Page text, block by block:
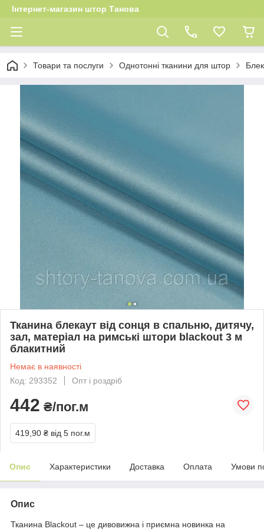
Інтернет-магазин штор Танова
Товари та послуги Однотонні тканини для штор
Тканина блекаут від сонця в спальню, дитячу,
зал, матеріал на римські штори blackout 3 м
блакитний
Немає в наявності
Код: 293352
Опт і роздріб
442 ₴/пог.м
419,90 ₴ від 5 пог.м
Опис Характеристики Доставка Оплата Умови
Опис
Тканина Blackout – це дивовижна і приємна новинка на